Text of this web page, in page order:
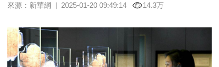
來源： 新華網 | 2025-01-20 09:49:14 14.3万